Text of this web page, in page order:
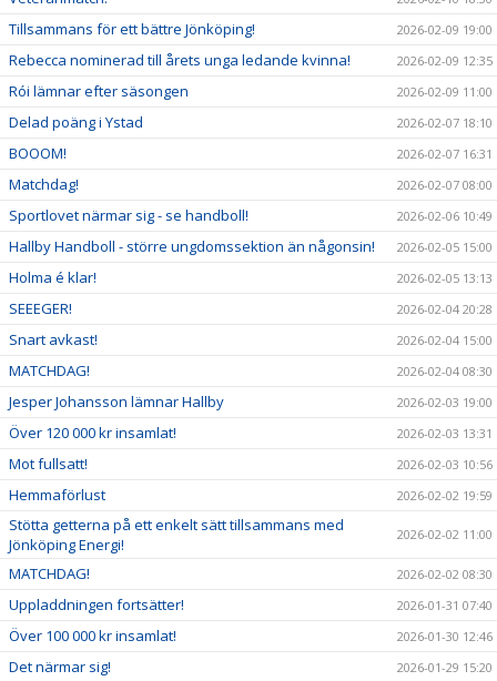
Tillsammans för ett bättre Jönköping! 2026-02-09 19:00
Rebecca nominerad till årets unga ledande kvinna! 2026-02-09 12:35
Rói lämnar efter säsongen 2026-02-09 11:00
Delad poäng i Ystad 2026-02-07 18:10
BOOOM! 2026-02-07 16:31
Matchdag! 2026-02-07 08:00
Sportlovet närmar sig - se handboll! 2026-02-06 10:49
Hallby Handboll - större ungdomssektion än någonsin! 2026-02-05 15:00
Holma é klar! 2026-02-05 13:13
SEEEGER! 2026-02-04 20:28
Snart avkast! 2026-02-04 15:00
MATCHDAG! 2026-02-04 08:30
Jesper Johansson lämnar Hallby 2026-02-03 19:00
Över 120 000 kr insamlat! 2026-02-03 13:31
Mot fullsatt! 2026-02-03 10:56
Hemmaförlust 2026-02-02 19:59
Stötta getterna på ett enkelt sätt tillsammans med
Jönköping Energi!
2026-02-02 11:00
MATCHDAG! 2026-02-02 08:30
Uppladdningen fortsätter! 2026-01-31 07:40
Över 100 000 kr insamlat! 2026-01-30 12:46
Det närmar sig! 2026-01-29 15:20